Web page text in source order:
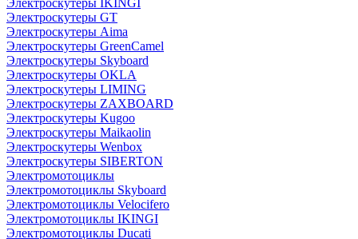
Электроскутеры IKINGI
Электроскутеры GT
Электроскутеры Aima
Электроскутеры GreenCamel
Электроскутеры Skyboard
Электроскутеры OKLA
Электроскутеры LIMING
Электроскутеры ZAXBOARD
Электроскутеры Kugoo
Электроскутеры Maikaolin
Электроскутеры Wenbox
Электроскутеры SIBERTON
Электромотоциклы
Электромотоциклы Skyboard
Электромотоциклы Velocifero
Электромотоциклы IKINGI
Электромотоциклы Ducati